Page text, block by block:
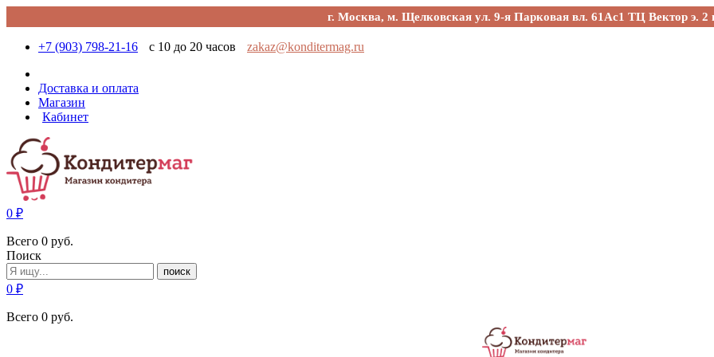
г. Москва, м. Щелковская ул. 9-я Парковая вл. 61Ас1 ТЦ Вектор э. 2
+7 (903) 798-21-16 с 10 до 20 часов zakaz@konditermag.ru
Доставка и оплата
Магазин
Кабинет
0 ₽
Всего 0 руб.
Поиск
поиск
0 ₽
Всего 0 руб.